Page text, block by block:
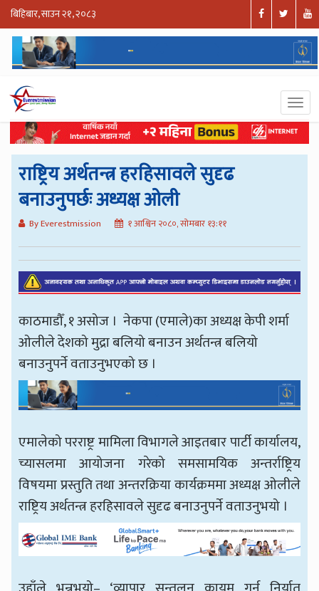
बिहिबार, साउन २१, २०८३
राष्ट्रिय अर्थतन्त्र हरहिसावले सुदृढ
बनाउनुपर्छः अध्यक्ष ओली
By Everestmission १ आश्विन २०८०, सोमबार १३:११
काठमाडौँ, १ असोज । नेकपा (एमाले)का अध्यक्ष केपी शर्मा
ओलीले देशको मुद्रा बलियो बनाउन अर्थतन्त्र बलियो
बनाउनुपर्ने वताउनुभएको छ ।
एमालेको परराष्ट्र मामिला विभागले आइतबार पार्टी कार्यालय,
च्यासलमा आयोजना गरेको समसामयिक अन्तर्राष्ट्रिय
विषयमा प्रस्तुति तथा अन्तरक्रिया कार्यक्रममा अध्यक्ष ओलीले
राष्ट्रिय अर्थतन्त्र हरहिसावले सुदृढ बनाउनुपर्ने वताउनुभयो ।